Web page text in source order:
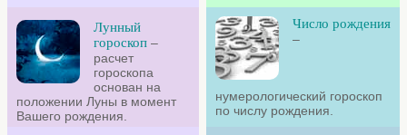
Лунный
гороскоп –
расчет
гороскопа
основан на
положении Луны в момент
Вашего рождения.
Число рождения
–
нумерологический гороскоп
по числу рождения.